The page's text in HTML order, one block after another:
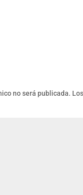
no será publicada.